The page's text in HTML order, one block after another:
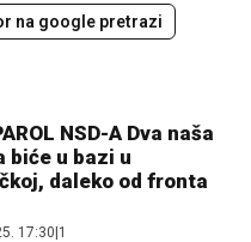
na google pretrazi
NSD-A Dva naša
biće u bazi u
daleko od fronta
17:30|1